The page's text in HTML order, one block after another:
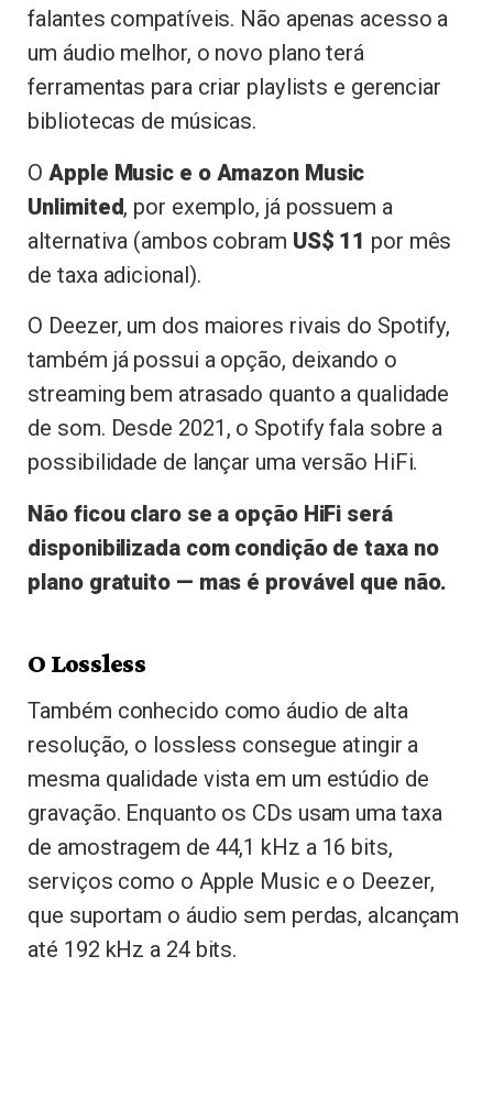
falantes compatíveis. Não apenas acesso a
um áudio melhor, o novo plano terá
ferramentas para criar playlists e gerenciar
bibliotecas de músicas.
O Apple Music e o Amazon Music
Unlimited, por exemplo, já possuem a
alternativa (ambos cobram US$ 11 por mês
de taxa adicional).
O Deezer, um dos maiores rivais do Spotify,
também já possui a opção, deixando o
streaming bem atrasado quanto a qualidade
de som. Desde 2021, o Spotify fala sobre a
possibilidade de lançar uma versão HiFi.
Não ficou claro se a opção HiFi será
disponibilizada com condição de taxa no
plano gratuito — mas é provável que não.
O Lossless
Também conhecido como áudio de alta
resolução, o lossless consegue atingir a
mesma qualidade vista em um estúdio de
gravação. Enquanto os CDs usam uma taxa
de amostragem de 44,1 kHz a 16 bits,
serviços como o Apple Music e o Deezer,
que suportam o áudio sem perdas, alcançam
até 192 kHz a 24 bits.